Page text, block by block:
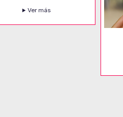
Ver más